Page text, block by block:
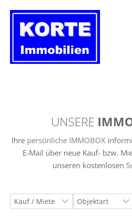
Inhalt
springen
UNSERE
Ihre persönliche IMMOBOX
E-Mail über neue Kauf- bzw.
unseren kostenlosen